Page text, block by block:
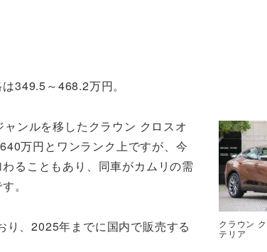
349.5～468.2万円。
クラウン
テリア
ンルを移したクラウン クロスオ
万円とワンランク上ですが、今
ることもあり、同車がカムリの需
。
り、2025年までに国内で販売する